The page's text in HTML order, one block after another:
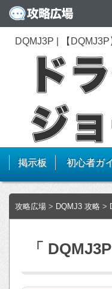
DQMJ3P | 【
掲示板 初心者ガ
攻略広場 > DQMJ3 攻略 >
「